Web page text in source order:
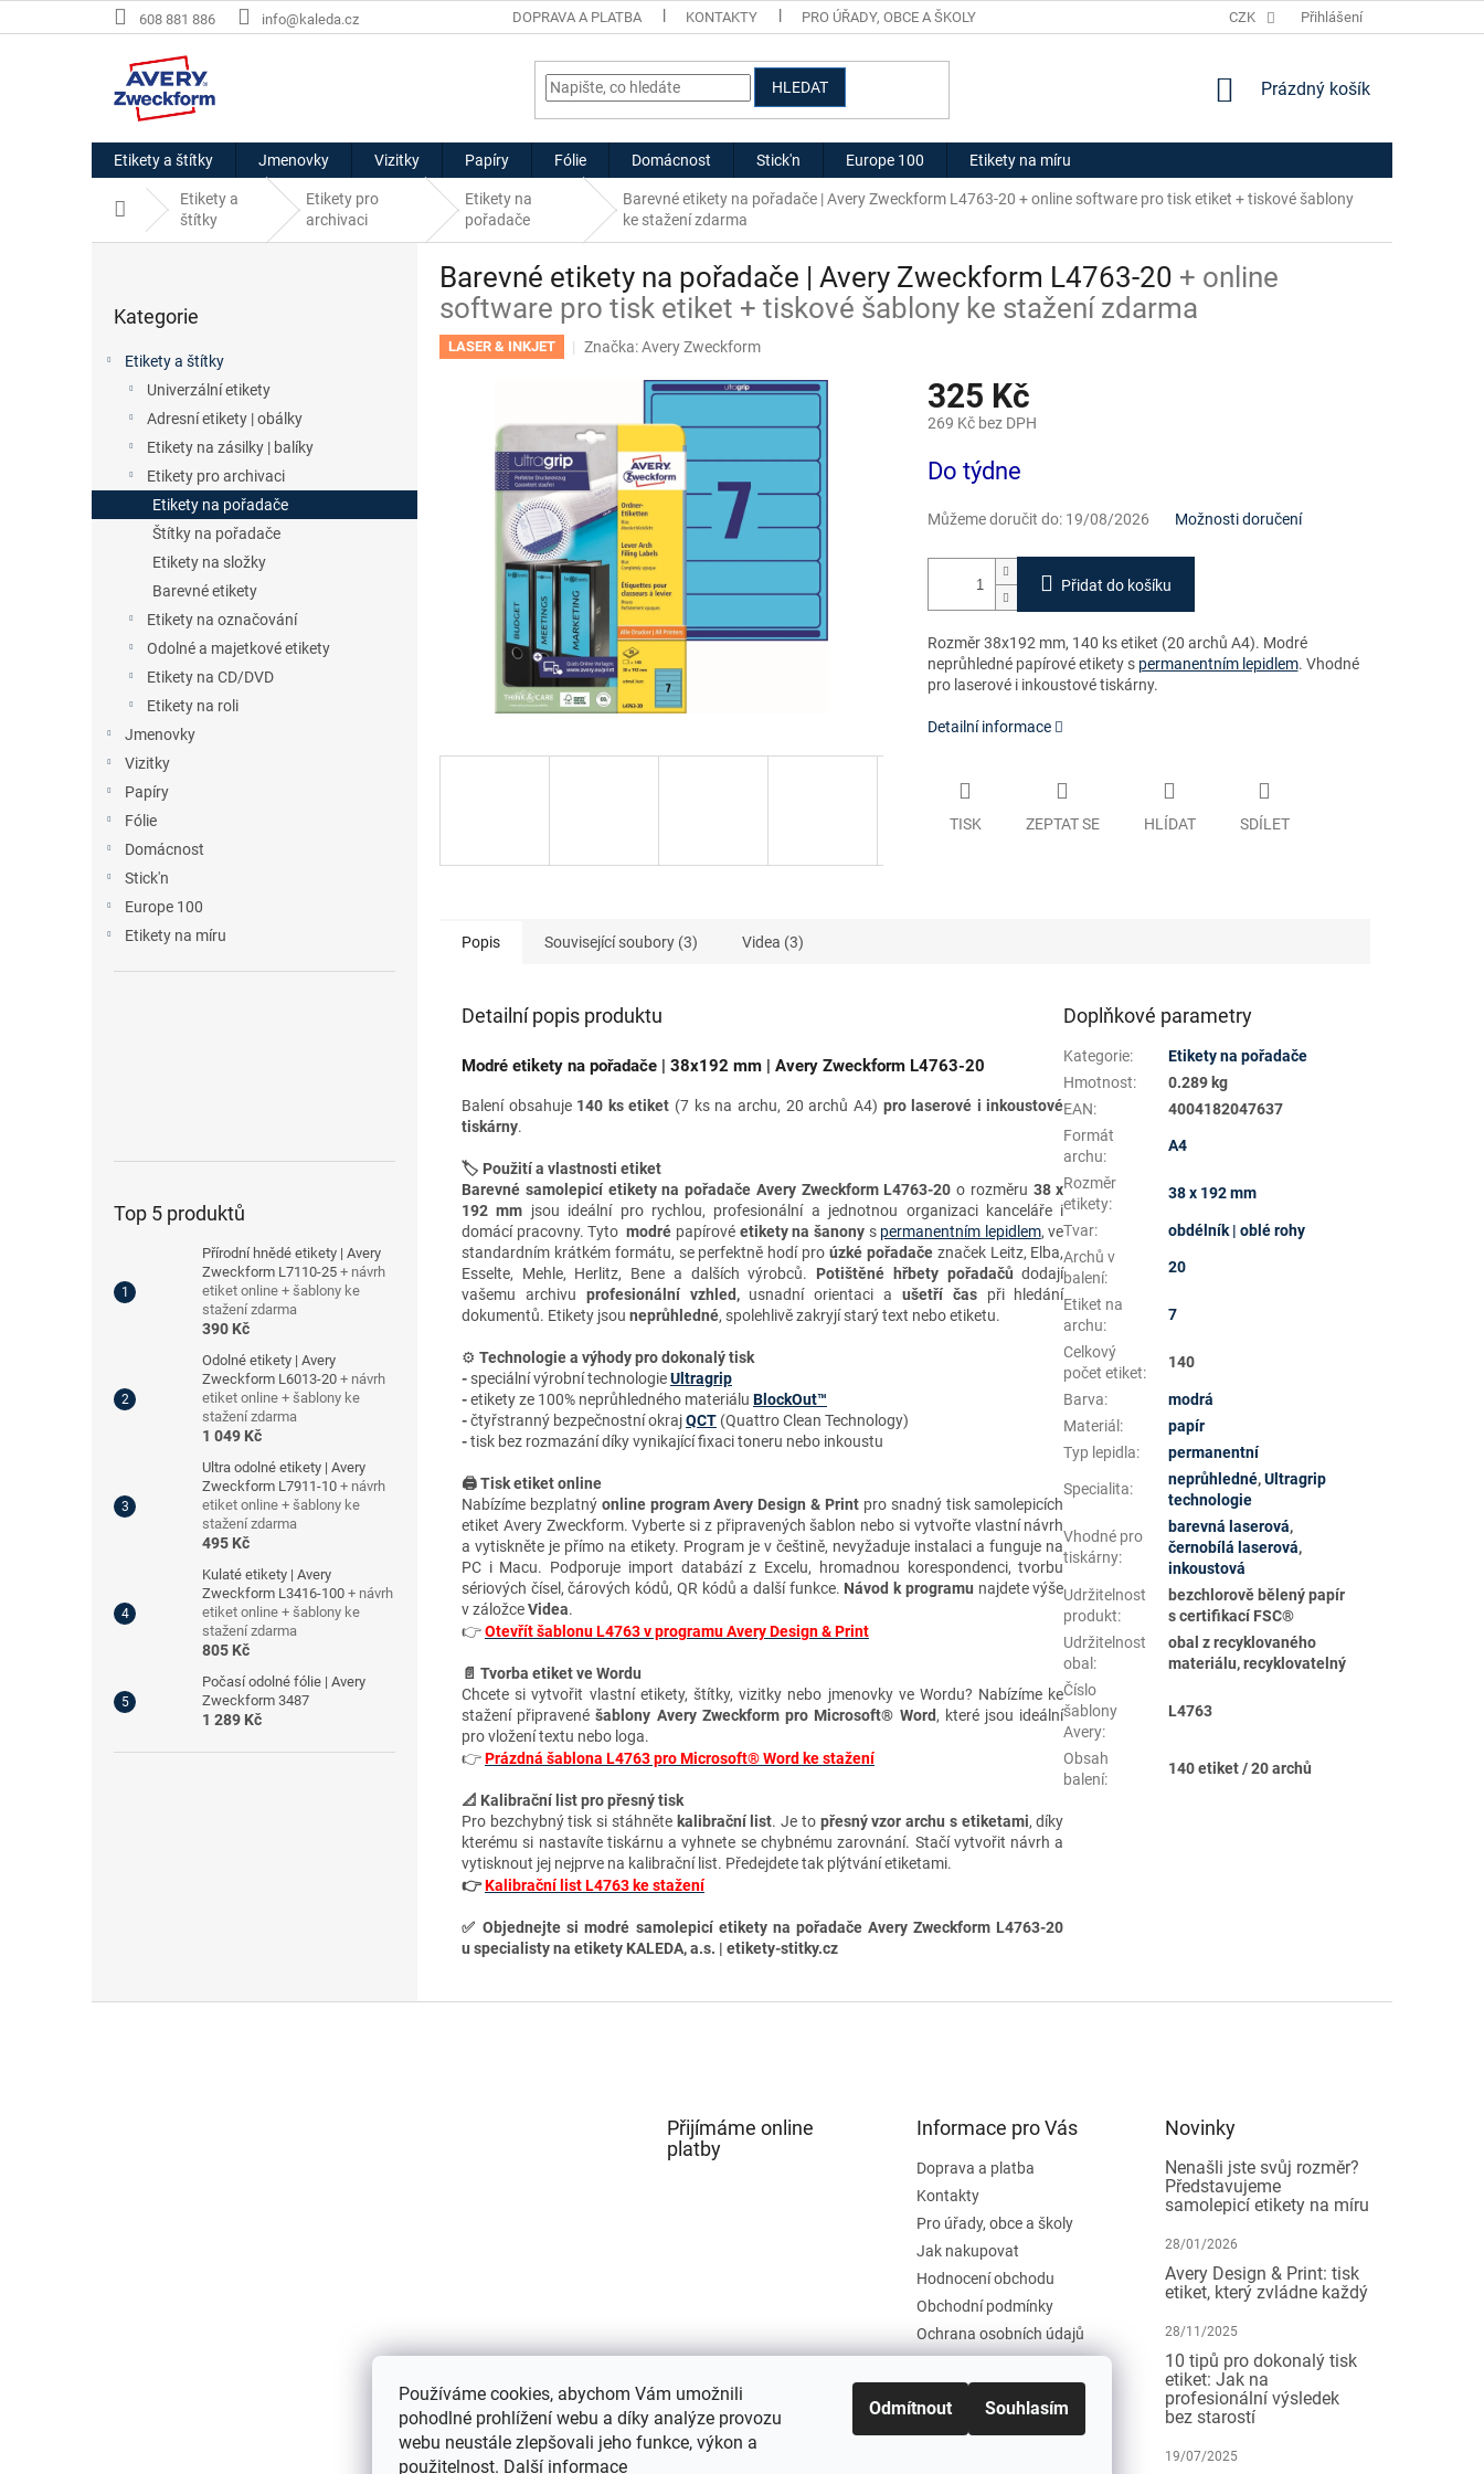
Používáme cookies, abychom Vám umožnili
pohodlné prohlížení webu a díky analýze provozu
webu neustále zlepšovali jeho funkce, výkon a
použitelnost. Další informace
Odmítnout Souhlasím
na
608 881 886 info@kaleda.cz DOPRAVA A PLATBA KONTAKTY PRO ÚŘADY, OBCE A ŠKOLY HODNOCENÍ OBCHODU
CZK Přihlášení
HLEDAT
NÁKUPNÍ
Prázdný košík
Etikety a štítky Jmenovky Vizitky Papíry Fólie Domácnost Stick'n Europe 100 Etikety na míru
Domů
Etikety a
štítky
Etikety pro
archivaci
Etikety na
pořadače
Barevné etikety na pořadače | Avery Zweckform L4763-20+ online software pro tisk etiket + tiskové šablony
ke stažení zdarma
a
n
kategorie
Kategorie
Etikety a štítky
Univerzální etikety
Adresní etikety | obálky
Etikety na zásilky | balíky
Etikety pro archivaci
Etikety na pořadače
Štítky na pořadače
Etikety na složky
Barevné etikety
Etikety na označování
Odolné a majetkové etikety
Etikety na CD/DVD
Etikety na roli
Jmenovky
Vizitky
Papíry
Fólie
Domácnost
Stick'n
Europe 100
Etikety na míru
Top 5 produktů
Přírodní hnědé etikety | Avery
Zweckform L7110-25 + návrh
etiket online + šablony ke
stažení zdarma
390 Kč
Odolné etikety | Avery
Zweckform L6013-20 + návrh
etiket online + šablony ke
stažení zdarma
1 049 Kč
Ultra odolné etikety | Avery
Zweckform L7911-10 + návrh
etiket online + šablony ke
stažení zdarma
495 Kč
Kulaté etikety | Avery
Zweckform L3416-100 + návrh
etiket online + šablony ke
stažení zdarma
805 Kč
Počasí odolné fólie | Avery
Zweckform 3487
1 289 Kč
Barevné etikety na pořadače | Avery Zweckform L4763-20 + online
software pro tisk etiket + tiskové šablony ke stažení zdarma
LASER & INKJET Značka:Avery Zweckform
325 Kč
269 Kč bez DPH
cena:
Do týdne
Můžeme doručit do: 19/08/2026 Možnosti doručení
Přidat do košíku
Rozměr 38x192 mm, 140 ks etiket (20 archů A4). Modré
neprůhledné papírové etikety s permanentním lepidlem. Vhodné
pro laserové i inkoustové tiskárny.
Detailní informace
TISK ZEPTAT SE HLÍDAT SDÍLET
Popis Související soubory (3) Videa (3)
Detailní popis produktu
Modré etikety na pořadače | 38x192 mm | Avery Zweckform L4763-20
Balení obsahuje 140 ks etiket (7 ks na archu, 20 archů A4) pro laserové i inkoustové
tiskárny.
🏷️ Použití a vlastnosti etiket
Barevné samolepicí etikety na pořadače Avery Zweckform L4763-20o rozměru 38 x
192 mm jsou ideální pro rychlou, profesionální a jednotnou organizaci kanceláře i
domácí pracovny. Tytomodré papírové etikety na šanonys permanentním lepidlem, ve
standardním krátkém formátu, se perfektně hodí pro úzké pořadače značek Leitz, Elba,
Esselte, Mehle, Herlitz, Bene a dalších výrobců. Potištěné hřbety pořadačůdodají
vašemu archivu profesionální vzhled, usnadní orientaci a ušetří časpři hledání
dokumentů. Etikety jsou neprůhledné, spolehlivě zakryjí starý text nebo etiketu.
⚙️ Technologie a výhodypro dokonalý tisk
- speciální výrobní technologieUltragrip
-etikety ze 100% neprůhledného materiálu BlockOut™
-čtyřstranný bezpečnostní okrajQCT (Quattro Clean Technology)
-tisk bez rozmazání díky vynikající fixaci toneru nebo inkoustu
🖨️ Tisk etiket online
Nabízíme bezplatnýonline program Avery Design & Print pro snadný tisk samolepicích
etiket Avery Zweckform. Vyberte si z připravených šablon nebo si vytvořte vlastní návrh
a vytiskněte je přímo na etikety. Program je v češtině, nevyžaduje instalaci a funguje na
PC i Macu. Podporuje import databází z Excelu, hromadnou korespondenci, tvorbu
sériových čísel, čárových kódů, QR kódů a další funkce. Návod k programu najdete výše
v záložceVidea.
👉Otevřít šablonu L4763 v programu Avery Design & Print
📄 Tvorba etiket ve Wordu
Chcete si vytvořit vlastní etikety, štítky, vizitky nebo jmenovky ve Wordu? Nabízíme ke
stažení připravenéšablony Avery Zweckform pro Microsoft® Word, které jsou ideální
pro vložení textu nebo loga.
👉Prázdná šablona L4763 pro Microsoft® Word ke stažení
📐 Kalibrační list pro přesný tisk
Pro bezchybný tisk si stáhněte kalibrační list. Je to přesný vzor archu s etiketami, díky
kterému si nastavíte tiskárnu a vyhnete se chybnému zarovnání. Stačí vytvořit návrh a
vytisknout jej nejprve na kalibrační list. Předejdete tak plýtvání etiketami.
👉Kalibrační list L4763 ke stažení
✅ Objednejte si modré samolepicí etikety na pořadače Avery Zweckform L4763-20
u specialisty na etikety KALEDA, a.s. | etikety-stitky.cz
Doplňkové parametry
Kategorie:
Etikety na pořadače
Hmotnost:
0.289 kg
EAN:
4004182047637
Formát
archu:
A4
Rozměr
etikety:
38 x 192 mm
Tvar:
obdélník | oblé rohy
Archů v
balení:
20
Etiket na
archu:
7
Celkový
počet etiket:
140
Barva:
modrá
Materiál:
papír
Typ lepidla: permanentní
Specialita:
neprůhledné,Ultragrip
technologie
Vhodné pro
tiskárny:
barevná laserová,
černobílá laserová,
inkoustová
Udržitelnost
produkt:
bezchlorově bělený papír
s certifikací FSC®
Udržitelnost
obal:
obal z recyklovaného
materiálu, recyklovatelný
Číslo
šablony
Avery:
L4763
Obsah
balení:
140 etiket / 20 archů
Přijímáme online
platby
Informace pro Vás
Doprava a platba
Kontakty
Pro úřady, obce a školy
Jak nakupovat
Hodnocení obchodu
Obchodní podmínky
Ochrana osobních údajů
Novinky
Nenašli jste svůj rozměr?
Představujeme
samolepicí etikety na míru
28/01/2026
Avery Design & Print: tisk
etiket, který zvládne každý
28/11/2025
10 tipů pro dokonalý tisk
etiket: Jak na
profesionální výsledek
bez starostí
19/07/2025